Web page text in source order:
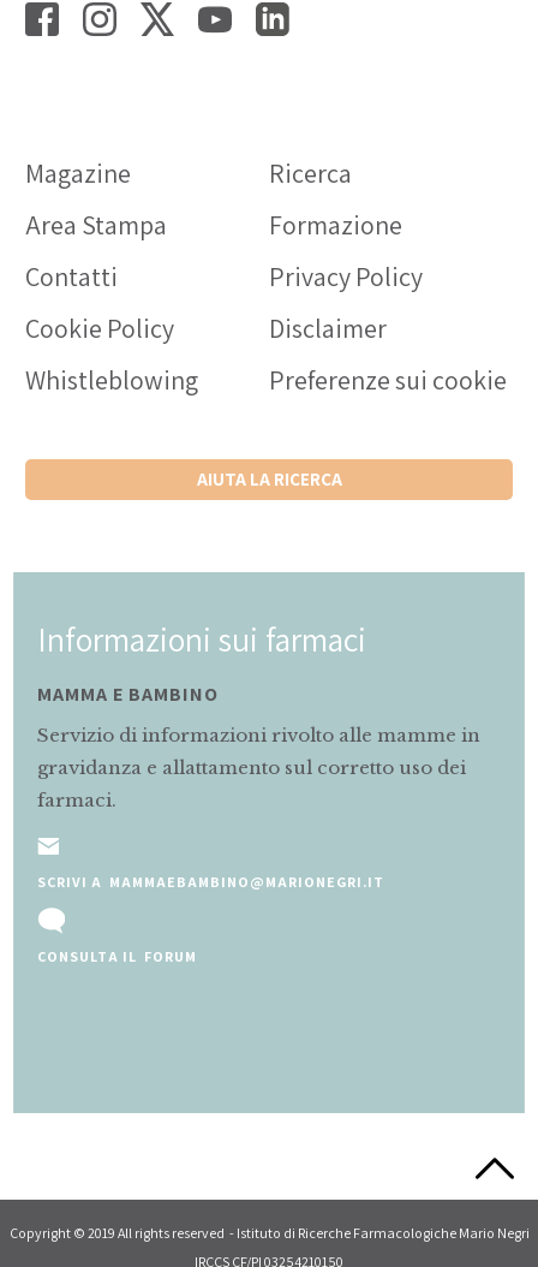
Magazine
Ricerca
Area Stampa
Formazione
Contatti
Privacy Policy
Cookie Policy
Disclaimer
Whistleblowing
Preferenze sui cookie
AIUTA LA RICERCA
Informazioni sui farmaci
MAMMA E BAMBINO
Servizio di informazioni rivolto alle mamme in
gravidanza e allattamento sul corretto uso dei
farmaci.
SCRIVI A MAMMAEBAMBINO@MARIONEGRI.IT
CONSULTA IL FORUM
Copyright © 2019 All rights reserved - Istituto di Ricerche Farmacologiche Mario Negri
IRCCS CF/PI 03254210150